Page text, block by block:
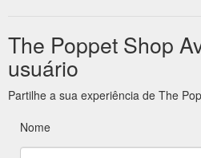
The Poppet Shop
usuário
Partilhe a sua experiência de The
Nome